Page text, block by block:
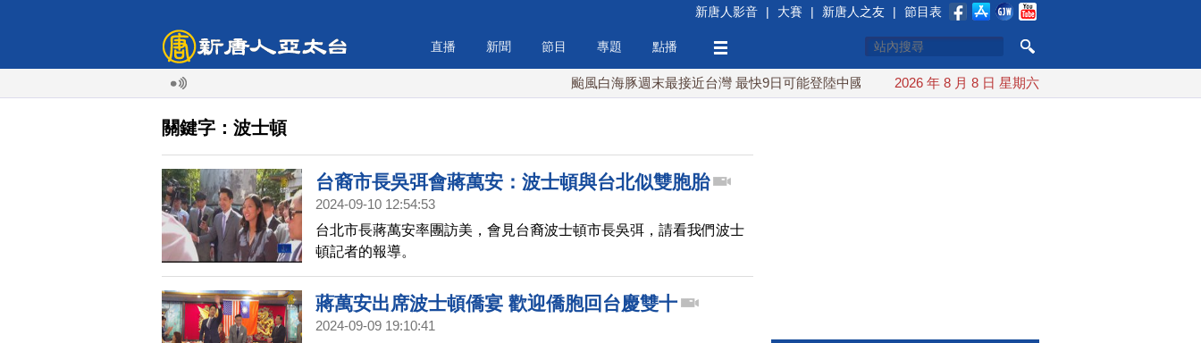
新唐人影音 | 大賽 | 新唐人之友 | 節目表
直播 新聞 節目 專題 點播
颱風白海豚週末最接近台灣 最快9日可能登陸中國 台灣漢光首結合城鎮演習 AIT連續發文讚「韌性台灣」
2026 年 8 月 8 日 星期六
關鍵字：波士頓
台裔市長吳弭會蔣萬安：波士頓與台北似雙胞胎
2024-09-10 12:54:53
台北市長蔣萬安率團訪美，會見台裔波士頓市長吳弭，請看我們波士
頓記者的報導。
蔣萬安出席波士頓僑宴 歡迎僑胞回台慶雙十
2024-09-09 19:10:41